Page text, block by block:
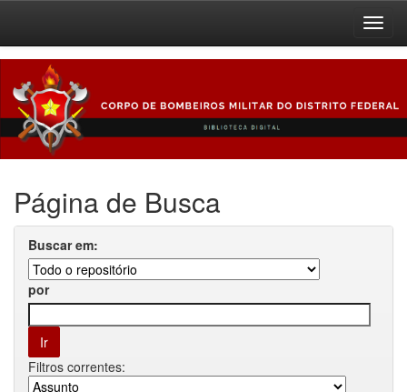
navigation
Página de Busca
Buscar em:
por
Filtros correntes: